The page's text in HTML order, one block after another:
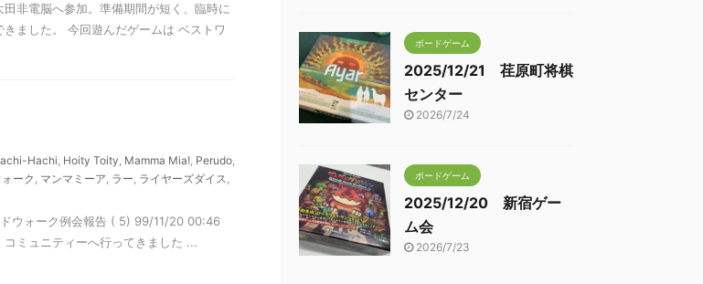
非電脳へ参加。準備期間が短く、臨時に
ました。 今回遊んだゲームは ベストワ
Hachi, Hoity Toity, Mamma Mia!, Perudo,
ーク , マンマミーア, ラー, ライヤーズダイス,
ウォーク例会報告 ( 5) 99/11/20 00:46
ミュニティーへ行ってきました ...
ボードゲーム
2025/12/21 荏原町将棋
センター
2026/7/24
ボードゲーム
2025/12/20 新宿ゲー
ム会
2026/7/23